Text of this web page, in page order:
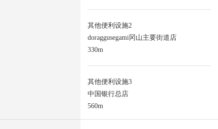
其他便利设施2
doraggusegami冈山主要街道店
330m
其他便利设施3
中国银行总店
560m